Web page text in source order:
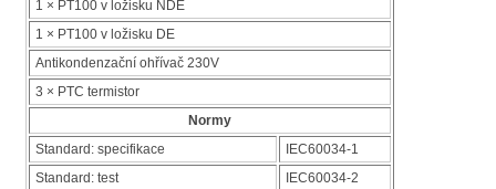
1 × PT100 v ložisku NDE
1 × PT100 v ložisku DE
Antikondenzační ohřívač 230V
3 × PTC termistor
Normy
Standard: specifikace
IEC60034-1
Standard: test
IEC60034-2